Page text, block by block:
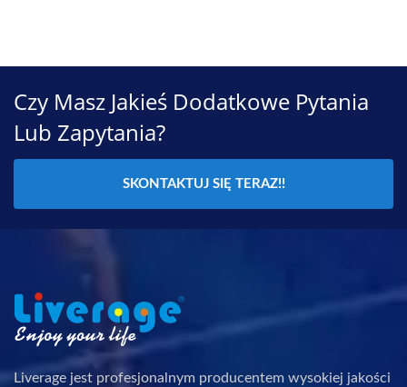
Czy Masz Jakieś Dodatkowe Pytania
Lub Zapytania?
SKONTAKTUJ SIĘ TERAZ!!
Liverage jest profesjonalnym producentem wysokiej jakości